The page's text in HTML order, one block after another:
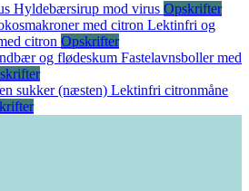
Hyldebærsirup mod virus Opskrifter
Lektinfri og
citron Opskrifter
Fastelavnsboller med
Lektinfri citronmåne